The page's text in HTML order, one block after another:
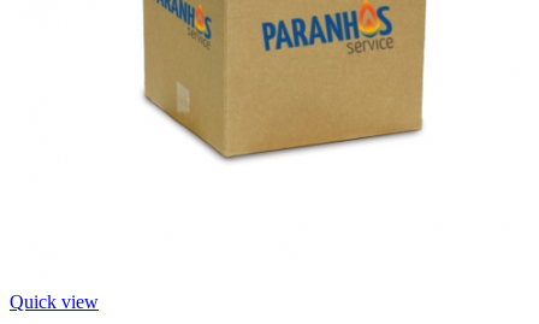
Quick view